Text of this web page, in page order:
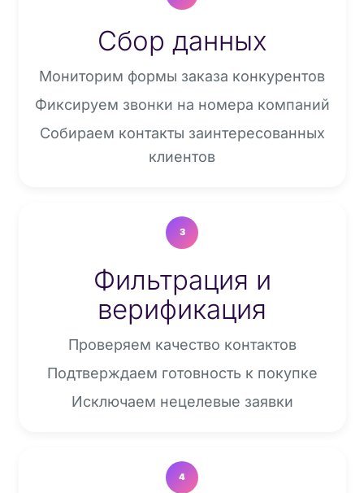
Сбор данных
Мониторим формы заказа конкурентов
Фиксируем звонки на номера компаний
Собираем контакты заинтересованных
клиентов
3
Фильтрация и
верификация
Проверяем качество контактов
Подтверждаем готовность к покупке
Исключаем нецелевые заявки
4